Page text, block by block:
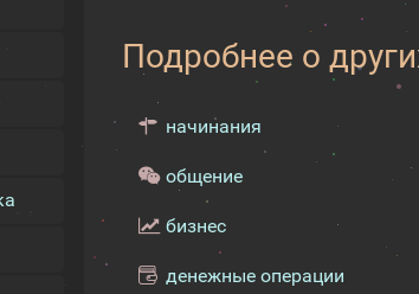
Подробнее о
начинания
общение
бизнес
денежные операции